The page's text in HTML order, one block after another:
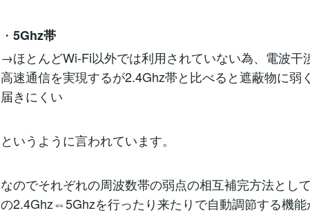
・ 5Ghz帯
→ほとんどWi-Fi以外では利用されていない為、電波干
高速通信を実現するが2.4Ghz帯と比べると遮蔽物に弱
届きにくい
というように言われています。
なのでそれぞれの周波数帯の弱点の相互補完方法とし
の2.4Ghz⇔5Ghzを行ったり来たりで自動調節する機